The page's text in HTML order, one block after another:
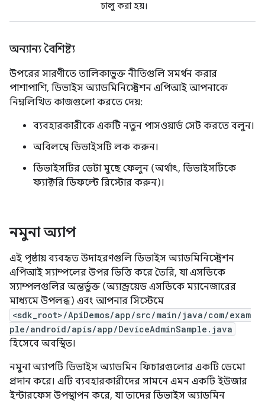
চালু করা হয়।
অন্যান্য বৈশিষ্ট্য
উপরের সারণীতে তালিকাভুক্ত নীতিগুলি সমর্থন করার
পাশাপাশি, ডিভাইস অ্যাডমিনিস্ট্রেশন এপিআই আপনাকে
নিম্নলিখিত কাজগুলো করতে দেয়:
ব্যবহারকারীকে একটি নতুন পাসওয়ার্ড সেট করতে বলুন।
অবিলম্বে ডিভাইসটি লক করুন।
ডিভাইসটির ডেটা মুছে ফেলুন (অর্থাৎ, ডিভাইসটিকে
ফ্যাক্টরি ডিফল্টে রিস্টোর করুন)।
নমুনা অ্যাপ
এই পৃষ্ঠায় ব্যবহৃত উদাহরণগুলি ডিভাইস অ্যাডমিনিস্ট্রেশন
এপিআই স্যাম্পলের উপর ভিত্তি করে তৈরি, যা এসডিকে
স্যাম্পলগুলির অন্তর্ভুক্ত (অ্যান্ড্রয়েড এসডিকে ম্যানেজারের
মাধ্যমে উপলব্ধ) এবং আপনার সিস্টেমে
<sdk_root>/ApiDemos/app/src/main/java/com/exam
ple/android/apis/app/DeviceAdminSample.java
হিসেবে অবস্থিত।
নমুনা অ্যাপটি ডিভাইস অ্যাডমিন ফিচারগুলোর একটি ডেমো
প্রদান করে। এটি ব্যবহারকারীদের সামনে এমন একটি ইউজার
ইন্টারফেস উপস্থাপন করে, যা তাদের ডিভাইস অ্যাডমিন